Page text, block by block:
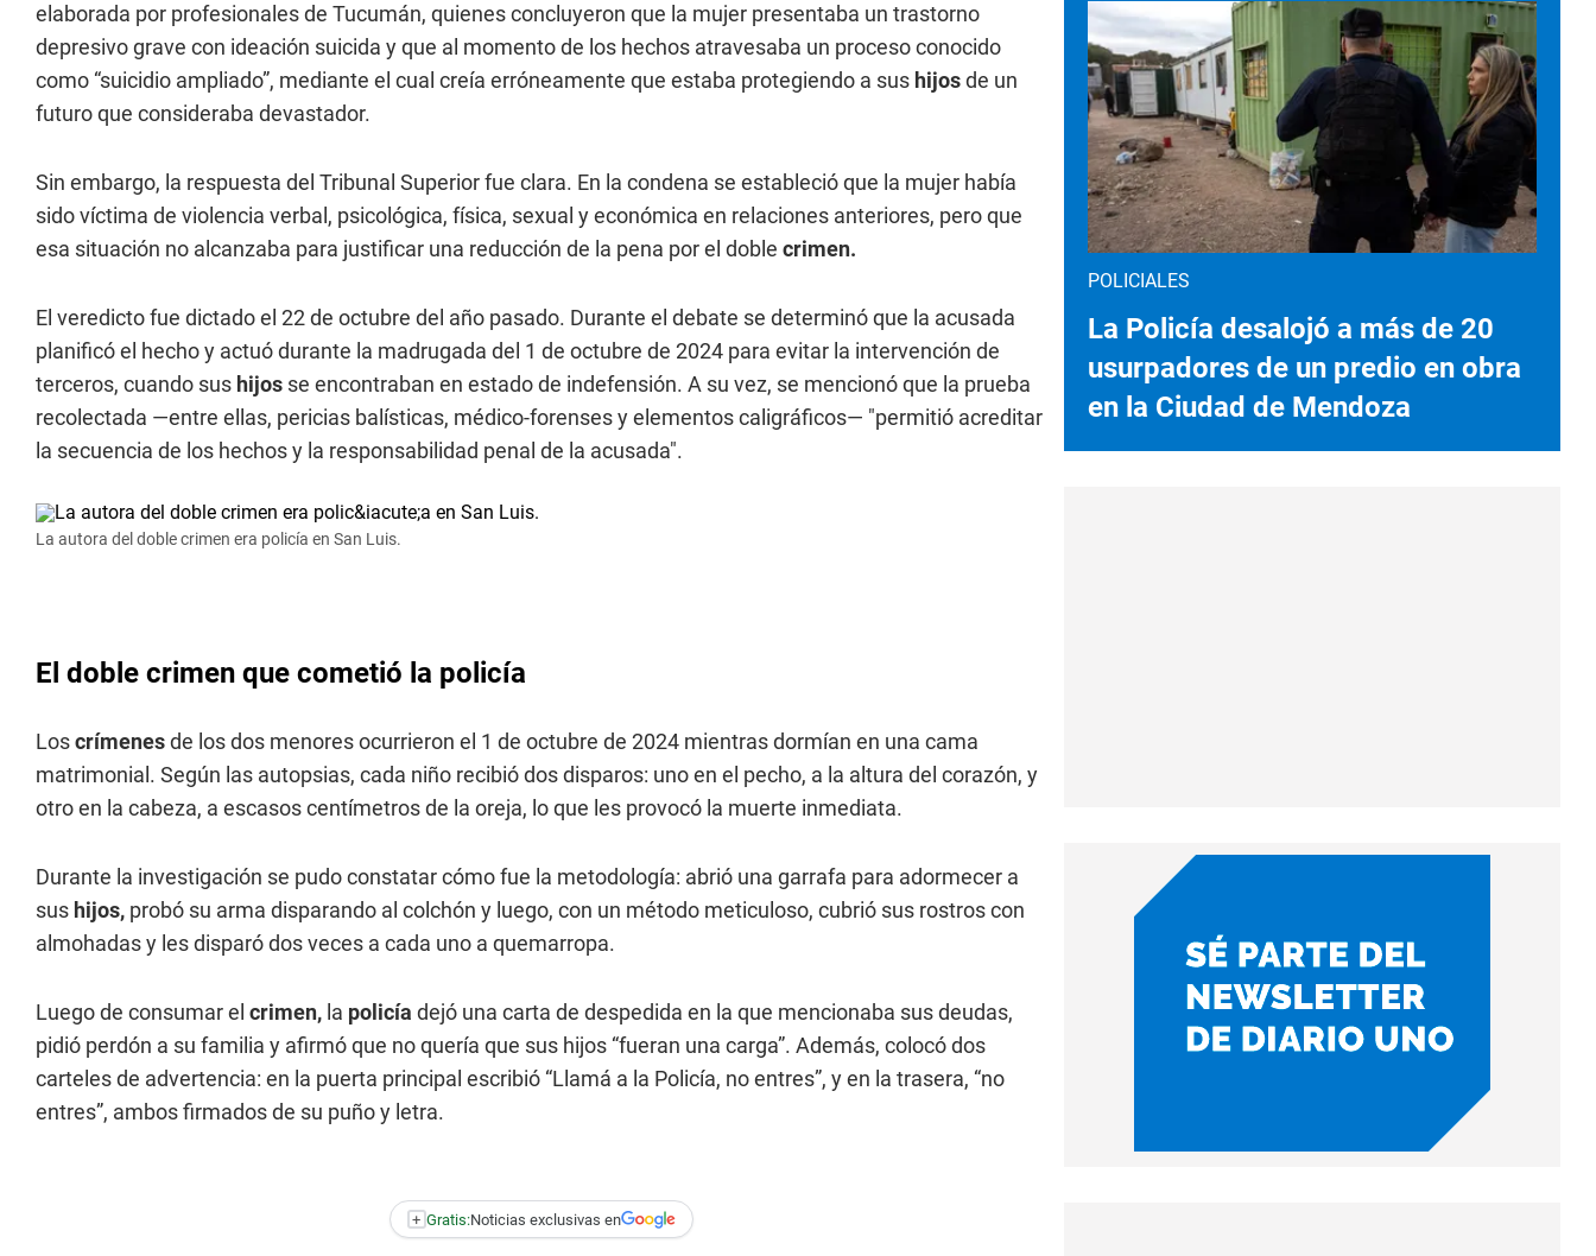
elaborada por profesionales de Tucumán, quienes concluyeron que la mujer presentaba un trastorno
depresivo grave con ideación suicida y que al momento de los hechos atravesaba un proceso conocido
como “suicidio ampliado”, mediante el cual creía erróneamente que estaba protegiendo a sus hijosde un
futuro que consideraba devastador.
Sin embargo, la respuesta del Tribunal Superior fue clara. En la condena se estableció que la mujer había
sido víctima de violencia verbal, psicológica, física, sexual y económica en relaciones anteriores, pero que
esa situación no alcanzaba para justificar una reducción de la pena por el doble crimen.
El veredicto fue dictado el 22 de octubre del año pasado. Durante el debate se determinó que la acusada
planificó el hecho y actuó durante la madrugada del 1 de octubre de 2024 para evitar la intervención de
terceros, cuando sus hijos se encontraban en estado de indefensión. A su vez, se mencionó que la prueba
recolectada —entre ellas, pericias balísticas, médico-forenses y elementos caligráficos— "permitió acreditar
la secuencia de los hechos y la responsabilidad penal de la acusada".
La autora del doble crimen era policía en San Luis.
El doble crimen que cometió la policía
Loscrímenesde los dos menores ocurrieron el 1 de octubre de 2024 mientras dormían en una cama
matrimonial. Según las autopsias, cada niño recibió dos disparos: uno en el pecho, a la altura del corazón, y
otro en la cabeza, a escasos centímetros de la oreja, lo que les provocó la muerte inmediata.
Durante la investigación se pudo constatar cómo fue la metodología: abrió una garrafa para adormecer a
sus hijos, probó su arma disparando al colchón y luego, con un método meticuloso, cubrió sus rostros con
almohadas y les disparó dos veces a cada uno a quemarropa.
Luego de consumar el crimen, la policía dejó una carta de despedida en la que mencionaba sus deudas,
pidió perdón a su familia y afirmó que no quería que sus hijos “fueran una carga”. Además, colocó dos
carteles de advertencia: en la puerta principal escribió “Llamá a la Policía, no entres”, y en la trasera, “no
entres”, ambos firmados de su puño y letra.
+ Gratis:Noticias exclusivas en
POLICIALES
La Policía desalojó a más de 20
usurpadores de un predio en obra
en la Ciudad de Mendoza